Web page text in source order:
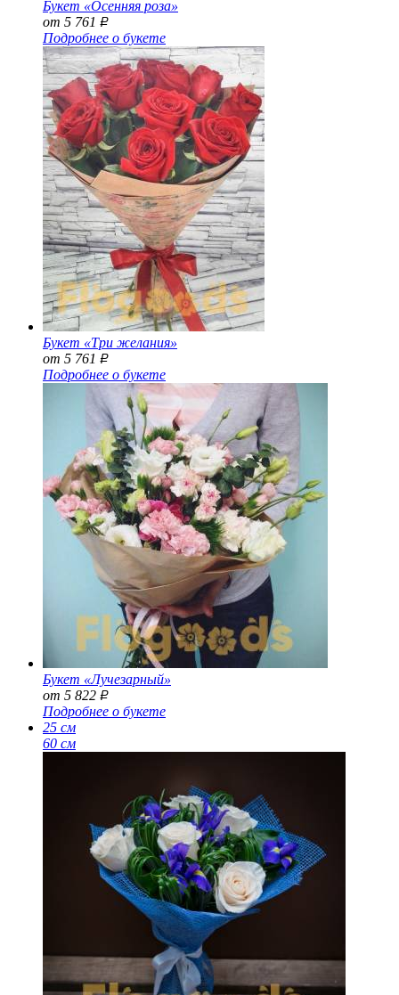
Букет «Осенняя роза»
от 5 761
Р
Подробнее о букете
Букет «Три желания»
от 5 761
Р
Подробнее о букете
Букет «Лучезарный»
от 5 822 Р
Подробнее о букете
25 см
60 см